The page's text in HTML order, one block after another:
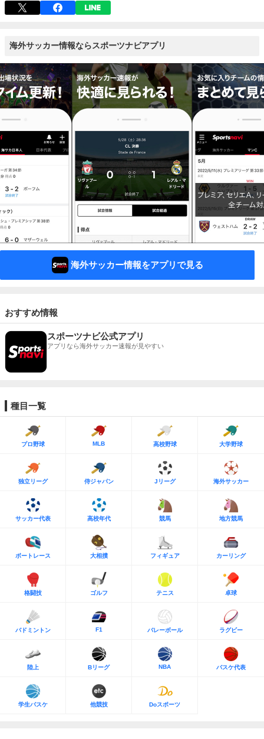
海外サッカー情報ならスポーツナビアプリ
海外サッカー情報をアプリで見る
おすすめ情報
スポーツナビ公式アプリ
アプリなら海外サッカー速報が見やすい
種目一覧
プロ野球 MLB 高校野球 大学野球
独立リーグ 侍ジャパン Jリーグ 海外サッカー
サッカー代表 高校年代 競馬 地方競馬
ボートレース 大相撲 フィギュア カーリング
格闘技 ゴルフ テニス 卓球
バドミントン F1 バレーボール ラグビー
陸上 Bリーグ NBA バスケ代表
学生バスケ 他競技 Doスポーツ